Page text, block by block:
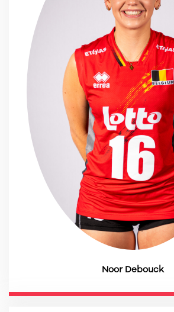
Noor Debouck